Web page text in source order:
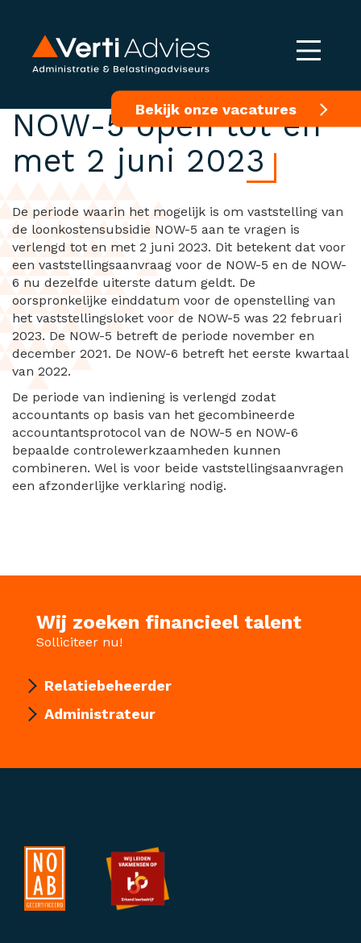
Bekijk onze vacatures
Vaststellingsloket
NOW-5 open tot en
met 2 juni 2023
De periode waarin het mogelijk is om vaststelling van
de loonkostensubsidie NOW-5 aan te vragen is
verlengd tot en met 2 juni 2023. Dit betekent dat voor
een vaststellingsaanvraag voor de NOW-5 en de NOW-
6 nu dezelfde uiterste datum geldt. De
oorspronkelijke einddatum voor de openstelling van
het vaststellingsloket voor de NOW-5 was 22 februari
2023. De NOW-5 betreft de periode november en
december 2021. De NOW-6 betreft het eerste kwartaal
van 2022.
De periode van indiening is verlengd zodat
accountants op basis van het gecombineerde
accountantsprotocol van de NOW-5 en NOW-6
bepaalde controlewerkzaamheden kunnen
combineren. Wel is voor beide vaststellingsaanvragen
een afzonderlijke verklaring nodig.
Wij zoeken financieel talent
Solliciteer nu!
Relatiebeheerder
Administrateur